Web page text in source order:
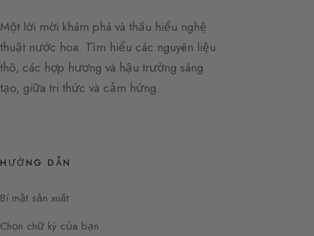
Một lời mời khám phá và thấu hiểu nghệ
thuật nước hoa. Tìm hiểu các nguyên liệu
thô, các hợp hương và hậu trường sáng
tạo, giữa tri thức và cảm hứng.
HƯỚNG DẪN
Bí mật sản xuất
Chọn chữ ký của bạn